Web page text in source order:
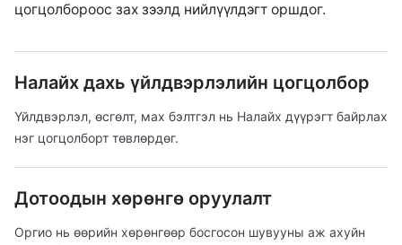
цогцолбороос зах зээлд нийлүүлдэгт оршдог.
Налайх дахь үйлдвэрлэлийн цогцолбор
Үйлдвэрлэл, өсгөлт, мах бэлтгэл нь Налайх дүүрэгт байрлах
нэг цогцолборт төвлөрдөг.
Дотоодын хөрөнгө оруулалт
Оргио нь өөрийн хөрөнгөөр босгосон шувууны аж ахуйн